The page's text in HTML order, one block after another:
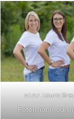
v.l.n.r. Laura
Petermann,